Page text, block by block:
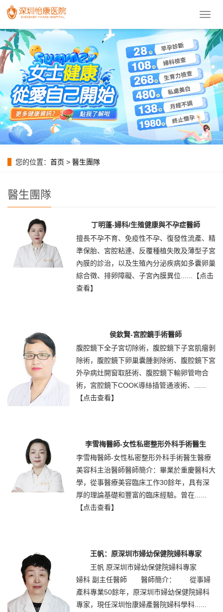
導
菜
單
您的位置： 首页 > 醫生團隊
醫生團隊
丁明蓬-婦科/生殖健康與不孕症醫師
擅長不孕不育、免疫性不孕、復發性流產、精
準保胎、宮腔粘連、反覆種植失敗及薄型子宮
內膜的診治，以及生殖內分泌疾病如多囊卵巢
綜合徵、排卵障礙、子宮內膜異位......
【点击
查看】
侯欽賢-宮腔鏡手術醫師
腹腔鏡下全子宮切除術，腹腔鏡下子宮肌瘤剝
除術，腹腔鏡下卵巢囊腫剝除術、腹腔鏡下宮
外孕病灶開窗取胚術、腹腔鏡下輸卵管吻合
術，宮腔鏡下COOK導絲插管通液術、......
【点击查看】
李雪梅醫師-女性私密整形外科手術醫生
李雪梅醫師-女性私密整形外科手術醫生醫療
美容科主治醫師醫師簡介：畢業於重慶醫科大
學，從事醫療美容臨床工作30餘年，具有深
厚的理論基礎和豐富的臨床經驗。曾在......
【点击查看】
王帆：原深圳市婦幼保健院婦科專家
王帆 原深圳市婦幼保健院婦科專家
婦科 副主任醫師 醫師簡介： 從事婦
產科專業50餘年，原深圳市婦幼保健院婦科
專家，現任深圳怡康婦產醫院婦科學科......